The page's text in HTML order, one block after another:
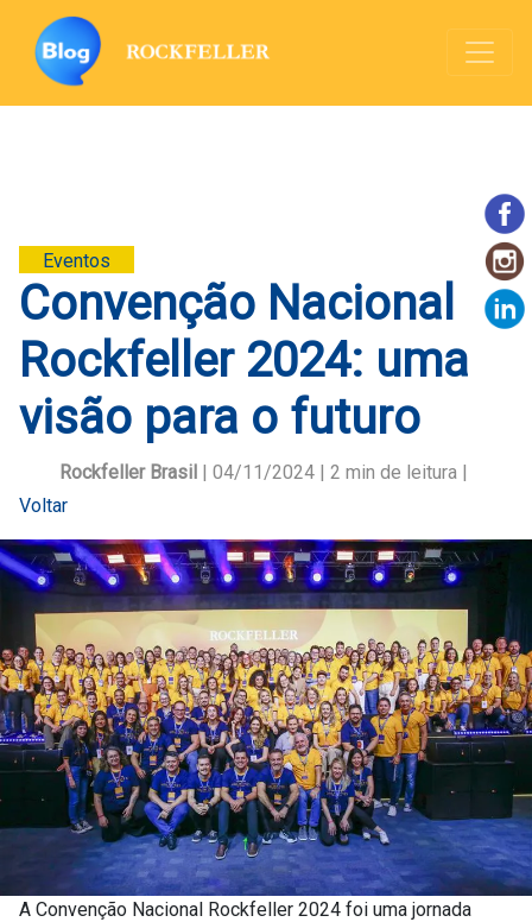
Eventos
Convenção Nacional
Rockfeller 2024: uma
visão para o futuro
Rockfeller Brasil | 04/11/2024 | 2 min de leitura |
Voltar
A Convenção Nacional Rockfeller 2024 foi uma jornada